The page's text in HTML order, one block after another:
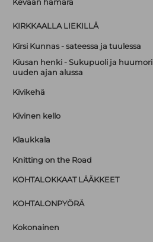
Kevään hämärä
KIRKKAALLA LIEKILLÄ
Kirsi Kunnas - sateessa ja tuulessa
Kiusan henki - Sukupuoli ja huumori
uuden ajan alussa
Kivikehä
Kivinen kello
Klaukkala
Knitting on the Road
KOHTALOKKAAT LÄÄKKEET
KOHTALONPYÖRÄ
Kokonainen